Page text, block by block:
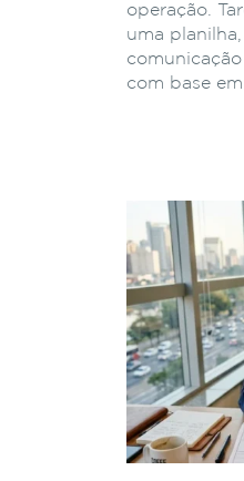
operação.
uma
com base